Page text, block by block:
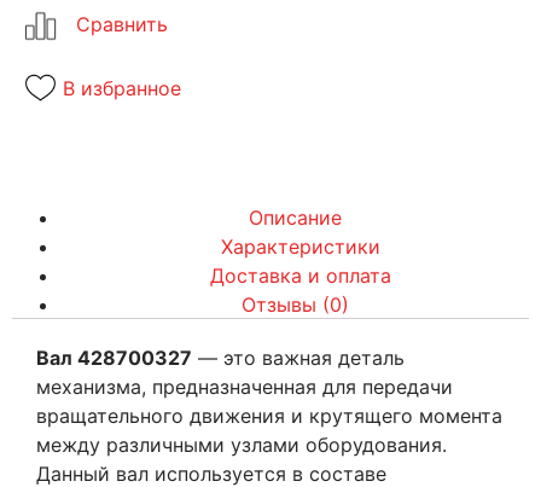
В избранное
Описание
Характеристики
Доставка и оплата
Отзывы (0)
Вал 428700327 — это важная деталь
механизма, предназначенная для передачи
вращательного движения и крутящего момента
между различными узлами оборудования.
Данный вал используется в составе